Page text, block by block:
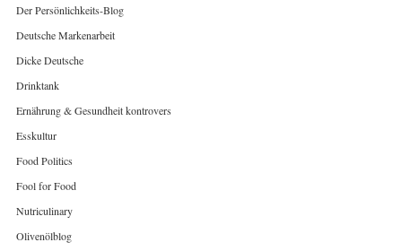
Der Persönlichkeits-Blog
Deutsche Markenarbeit
Dicke Deutsche
Drinktank
Ernährung & Gesundheit kontrovers
Esskultur
Food Politics
Fool for Food
Nutriculinary
Olivenölblog